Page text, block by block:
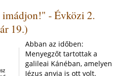
- Évközi 2.
19.)
Abban az időben:
Menyegzőt tartottak a
galileai Kánéban, amelyen
Jézus anyja is ott volt.